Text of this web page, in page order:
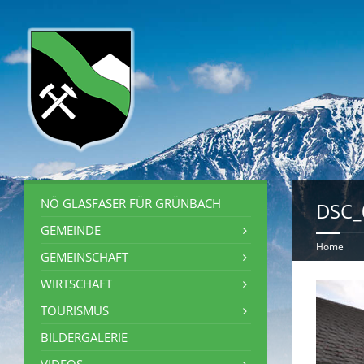
Home
NÖ GLASFASER FÜR GRÜNBACH
GEMEINDE
GEMEINSCHAFT
WIRTSCHAFT
TOURISMUS
BILDERGALERIE